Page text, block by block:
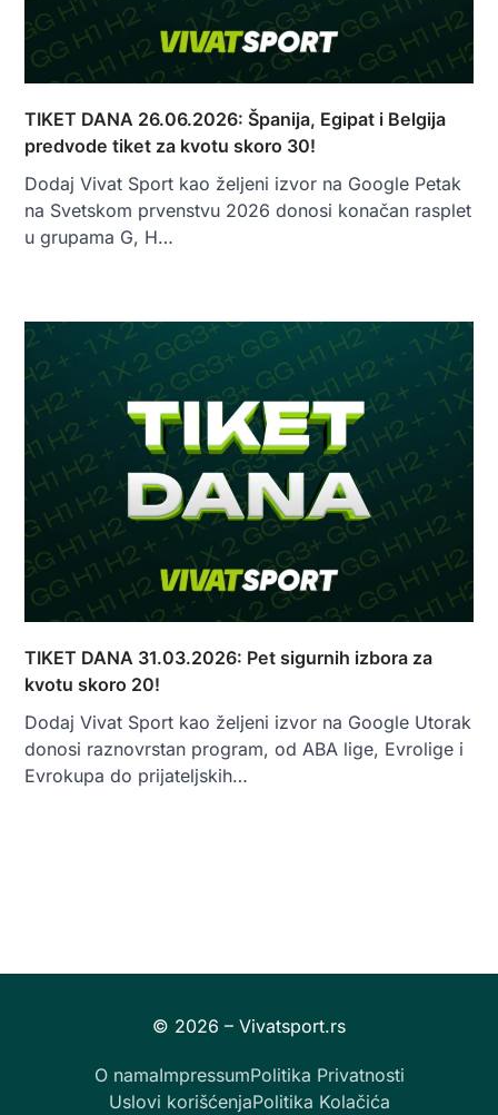
TIKET DANA 26.06.2026: Španija, Egipat i Belgija
predvode tiket za kvotu skoro 30!
Dodaj Vivat Sport kao željeni izvor na Google Petak
na Svetskom prvenstvu 2026 donosi konačan rasplet
u grupama G, H…
TIKET DANA 31.03.2026: Pet sigurnih izbora za
kvotu skoro 20!
Dodaj Vivat Sport kao željeni izvor na Google Utorak
donosi raznovrstan program, od ABA lige, Evrolige i
Evrokupa do prijateljskih…
O namaImpressumPolitika Privatnosti
Uslovi korišćenjaPolitika Kolačića